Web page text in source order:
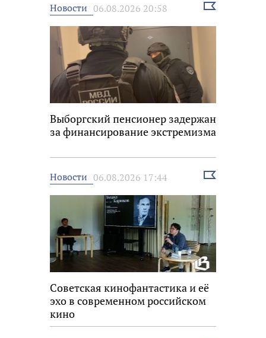
Новости 06.08.2026 20:58
Выбрать
Выборгский пенсионер задержан
за финансирование экстремизма
Новости 06.08.2026 17:44
Выбрать
Советская кинофантастика и её
эхо в современном российском
кино